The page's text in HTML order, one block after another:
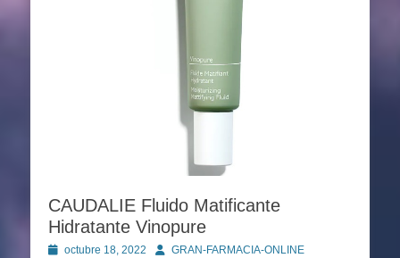
CAUDALIE Fluido Matificante
Hidratante Vinopure
Publicado
octubre 18, 2022 AutorGRAN-FARMACIA-ONLINE